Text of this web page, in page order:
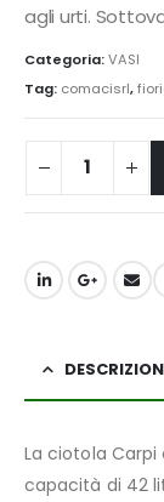
agli urti.
Categoria:VASI
Tag: comacisrl,
La ciotola
capacità di 42